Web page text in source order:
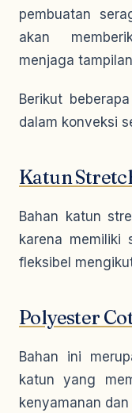
pembuatan
akan
menjaga
Berikut
dalam konveksi
Katun
Bahan katun
karena memiliki
fleksibel
Polyester
Bahan ini
katun yang
kenyamanan